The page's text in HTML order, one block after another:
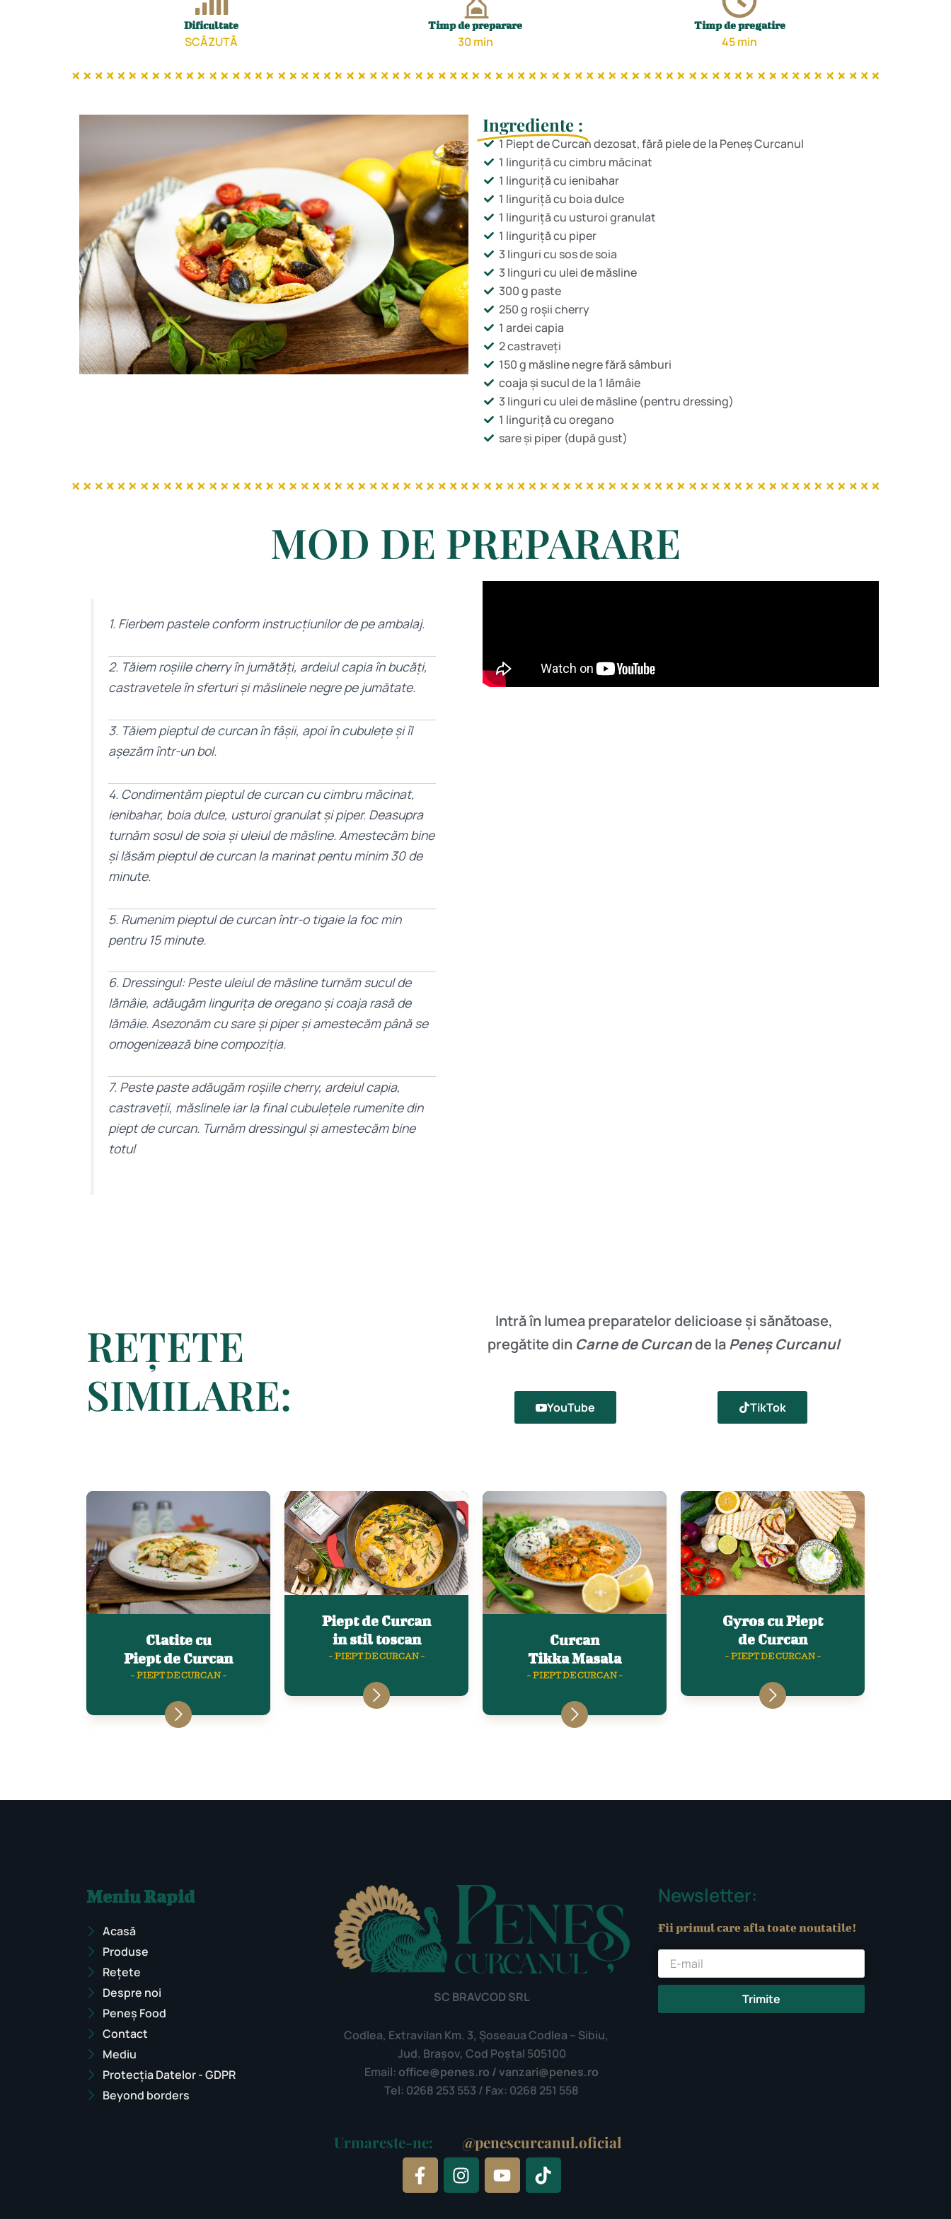
Dificultate
SCĂZUTĂ
Timp de preparare
30 min
Timp de pregatire
45 min
Ingrediente :
1 Piept de Curcan dezosat, fără piele de la Peneș Curcanul
1 linguriță cu cimbru măcinat
1 linguriță cu ienibahar
1 linguriță cu boia dulce
1 linguriță cu usturoi granulat
1 linguriță cu piper
3 linguri cu sos de soia
3 linguri cu ulei de măsline
300 g paste
250 g roșii cherry
1 ardei capia
2 castraveți
150 g măsline negre fără sâmburi
coaja și sucul de la 1 lămâie
3 linguri cu ulei de măsline (pentru dressing)
1 linguriță cu oregano
sare și piper (după gust)
MOD DE PREPARARE
1. Fierbem pastele conform instrucțiunilor de pe ambalaj.
2. Tăiem roșiile cherry în jumătăți, ardeiul capia în bucăți,
castravetele în sferturi și măslinele negre pe jumătate.
3. Tăiem pieptul de curcan în fâșii, apoi în cubulețe și îl
așezăm într-un bol.
4. Condimentăm pieptul de curcan cu cimbru măcinat,
ienibahar, boia dulce, usturoi granulat și piper. Deasupra
turnăm sosul de soia și uleiul de măsline. Amestecăm bine
și lăsăm pieptul de curcan la marinat pentu minim 30 de
minute.
5. Rumenim pieptul de curcan într-o tigaie la foc min
pentru 15 minute.
6. Dressingul: Peste uleiul de măsline turnăm sucul de
lămâie, adăugăm lingurița de oregano și coaja rasă de
lămâie. Asezonăm cu sare și piper și amestecăm până se
omogenizează bine compoziția.
7. Peste paste adăugăm roșiile cherry, ardeiul capia,
castraveții, măslinele iar la final cubulețele rumenite din
piept de curcan. Turnăm dressingul și amestecăm bine
totul
REȚETE
SIMILARE:
Intră în lumea preparatelor delicioase și sănătoase,
pregătite din Carne de Curcande laPeneș Curcanul
YouTube TikTok
Clatite cu
Piept de Curcan
- PIEPT DE CURCAN -
Piept de Curcan
in stil toscan
- PIEPT DE CURCAN -
Curcan
Tikka Masala
- PIEPT DE CURCAN -
Gyros cu Piept
de Curcan
- PIEPT DE CURCAN -
Meniu Rapid
Acasă
Produse
Rețete
Despre noi
Peneș Food
Contact
Mediu
Protecția Datelor - GDPR
Beyond borders
SC BRAVCOD SRL
Codlea, Extravilan Km. 3, Șoseaua Codlea – Sibiu,
Jud. Brașov, Cod Poștal 505100
Email: office@penes.ro / vanzari@penes.ro
Tel: 0268 253 553 / Fax: 0268 251 558
Urmareste-ne: @penescurcanul.oficial
F
a
c
I
n
s
Y
o
u
T
i
k
Newsletter:
Fii primul care afla toate noutatile!
Trimite